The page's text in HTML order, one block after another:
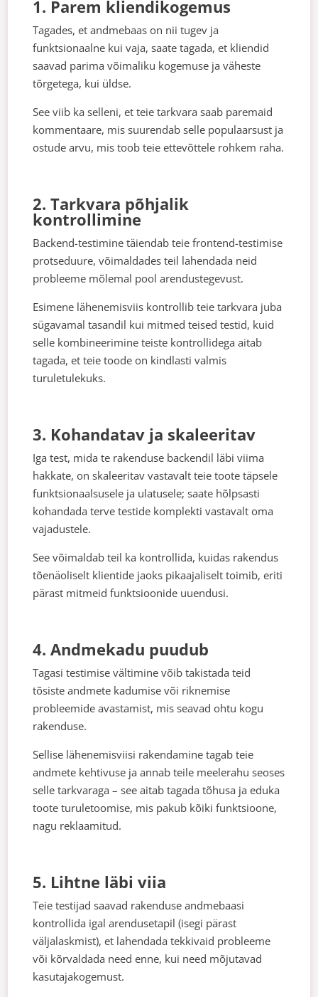
1. Parem kliendikogemus
Tagades, et andmebaas on nii tugev ja
funktsionaalne kui vaja, saate tagada, et kliendid
saavad parima võimaliku kogemuse ja väheste
tõrgetega, kui üldse.
See viib ka selleni, et teie tarkvara saab paremaid
kommentaare, mis suurendab selle populaarsust ja
ostude arvu, mis toob teie ettevõttele rohkem raha.
2. Tarkvara põhjalik
kontrollimine
Backend-testimine täiendab teie frontend-testimise
protseduure, võimaldades teil lahendada neid
probleeme mõlemal pool arendustegevust.
Esimene lähenemisviis kontrollib teie tarkvara juba
sügavamal tasandil kui mitmed teised testid, kuid
selle kombineerimine teiste kontrollidega aitab
tagada, et teie toode on kindlasti valmis
turuletulekuks.
3. Kohandatav ja skaleeritav
Iga test, mida te rakenduse backendil läbi viima
hakkate, on skaleeritav vastavalt teie toote täpsele
funktsionaalsusele ja ulatusele; saate hõlpsasti
kohandada terve testide komplekti vastavalt oma
vajadustele.
See võimaldab teil ka kontrollida, kuidas rakendus
tõenäoliselt klientide jaoks pikaajaliselt toimib, eriti
pärast mitmeid funktsioonide uuendusi.
4. Andmekadu puudub
Tagasi testimise vältimine võib takistada teid
tõsiste andmete kadumise või riknemise
probleemide avastamist, mis seavad ohtu kogu
rakenduse.
Sellise lähenemisviisi rakendamine tagab teie
andmete kehtivuse ja annab teile meelerahu seoses
selle tarkvaraga – see aitab tagada tõhusa ja eduka
toote turuletoomise, mis pakub kõiki funktsioone,
nagu reklaamitud.
5. Lihtne läbi viia
Teie testijad saavad rakenduse andmebaasi
kontrollida igal arendusetapil (isegi pärast
väljalaskmist), et lahendada tekkivaid probleeme
või kõrvaldada need enne, kui need mõjutavad
kasutajakogemust.